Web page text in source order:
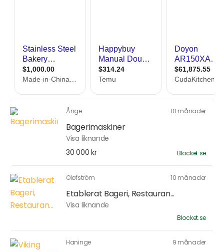
Ånge 10 månader
Bagerimaskiner
Visa liknande
30 000 kr
Blocket.se
Olofström 10 månader
Etablerat Bageri, Restauran...
Visa liknande
Blocket.se
Haninge 9 månader